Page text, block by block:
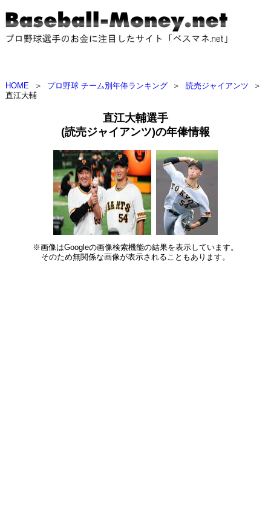
HOME ＞ プロ野球 チーム別年俸ランキング ＞ 読売ジャイアンツ
＞
直江大輔
直江大輔選手
(読売ジャイアンツ)の年俸情報
※画像はGoogleの画像検索機能の結果を表示しています。
そのため無関係な画像が表示されることもあります。